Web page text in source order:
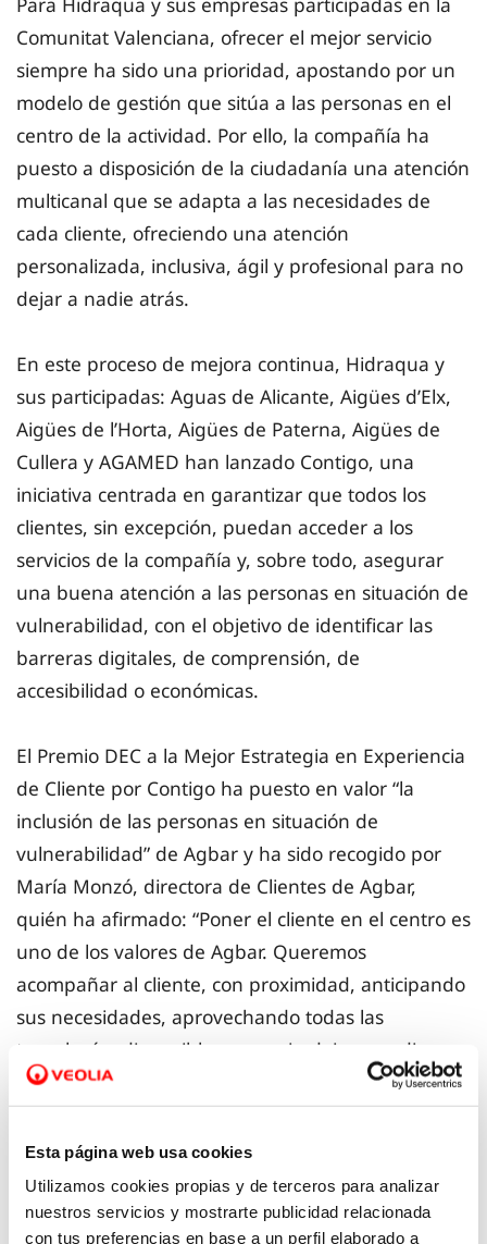
Esta página web usa cookies
Utilizamos cookies propias y de terceros para analizar
nuestros servicios y mostrarte publicidad relacionada
con tus preferencias en base a un perfil elaborado a
Comunitat Valenciana, ofrecer el mejor servicio
siempre ha sido una prioridad, apostando por un
modelo de gestión que sitúa a las personas en el
centro de la actividad. Por ello, la compañía ha
puesto a disposición de la ciudadanía una atención
multicanal que se adapta a las necesidades de
cada cliente, ofreciendo una atención
personalizada, inclusiva, ágil y profesional para no
dejar a nadie atrás.
En este proceso de mejora continua, Hidraqua y
sus participadas: Aguas de Alicante, Aigües d’Elx,
Aigües de l’Horta, Aigües de Paterna, Aigües de
Cullera y AGAMED han lanzado Contigo, una
iniciativa centrada en garantizar que todos los
clientes, sin excepción, puedan acceder a los
servicios de la compañía y, sobre todo, asegurar
una buena atención a las personas en situación de
vulnerabilidad, con el objetivo de identificar las
barreras digitales, de comprensión, de
accesibilidad o económicas.
El Premio DEC a la Mejor Estrategia en Experiencia
de Cliente por Contigo ha puesto en valor “la
inclusión de las personas en situación de
vulnerabilidad” de Agbar y ha sido recogido por
María Monzó, directora de Clientes de Agbar,
quién ha afirmado: “Poner el cliente en el centro es
uno de los valores de Agbar. Queremos
acompañar al cliente, con proximidad, anticipando
sus necesidades, aprovechando todas las
tecnologías disponibles, pero sin dejar a nadie
atrás, asegurando que tenemos en cuenta todas
las posibles situaciones de vulnerabilidad”.
Asimismo, María Monzó ha agradecido el esfuerzo
y compromiso de todo el equipo de Clientes del
grupo, así como de las empresas operadoras que